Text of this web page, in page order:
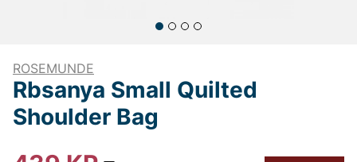
ROSEMUNDE
Rbsanya Small Quilted
Shoulder Bag